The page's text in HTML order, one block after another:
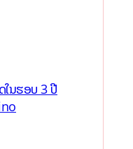
ໃນຮອບ 3 ປີ